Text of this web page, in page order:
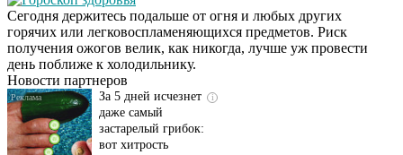
Сегодня держитесь подальше от огня и любых других
горячих или легковоспламеняющихся предметов. Риск
получения ожогов велик, как никогда, лучше уж провести
день поближе к холодильнику.
Новости партнеров
Этот трюк уничтожает
грибок за 5 дней!
i
За 5 дней исчезнет
даже самый
застарелый грибок:
вот хитрость